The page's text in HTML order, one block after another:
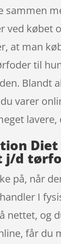
sammen
ved købet
at man
til
Blandt
varer
Diet
j/d
på, når
I
nettet, og
får du